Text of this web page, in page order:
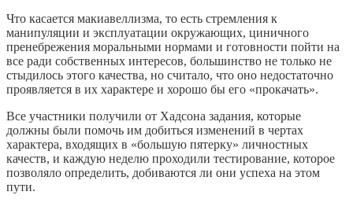
Что касается макиавеллизма, то есть стремления к
манипуляции и эксплуатации окружающих, циничного
пренебрежения моральными нормами и готовности пойти на
все ради собственных интересов, большинство не только не
стыдилось этого качества, но считало, что оно недостаточно
проявляется в их характере и хорошо бы его «прокачать».
Все участники получили от Хадсона задания, которые
должны были помочь им добиться изменений в чертах
характера, входящих в «большую пятерку» личностных
качеств, и каждую неделю проходили тестирование, которое
позволяло определить, добиваются ли они успеха на этом
пути.